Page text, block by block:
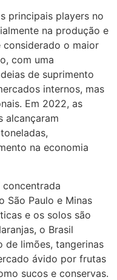
principais players no
na produção e
considerado o maior
com uma
de suprimento
internos, mas
Em 2022, as
alcançaram
na economia
São Paulo e Minas
e os solos são
o Brasil
de limões, tangerinas
ávido por frutas
sucos e conservas.